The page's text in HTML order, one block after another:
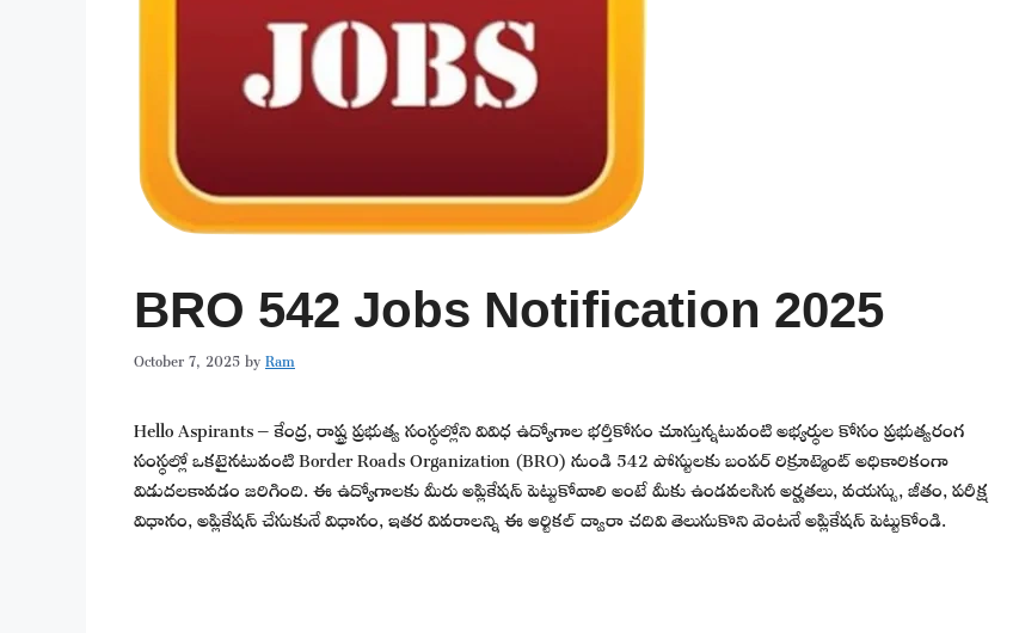
BRO 542 Jobs Notification 2025
October 7, 2025byRam
Hello Aspirants – కేంద్ర, రాష్ట్ర ప్రభుత్వ సంస్థల్లోని వివిధ ఉద్యోగాల భర్తీకోసం చూస్తున్నటువంటి అభ్యర్థుల కోసం ప్రభుత్వరంగ
సంస్థల్లో ఒకటైనటువంటి Border Roads Organization (BRO) నుండి 542 పోస్టులకు బంపర్ రిక్రూట్మెంట్ అధికారికంగా
విడుదలకావడం జరిగింది. ఈ ఉద్యోగాలకు మీరు అప్లికేషన్ పెట్టుకోవాలి అంటే మీకు ఉండవలసిన అర్హతలు, వయస్సు, జీతం, పరీక్ష
విధానం, అప్లికేషన్ చేసుకునే విధానం, ఇతర వివరాలన్ని ఈ ఆర్టికల్ ద్వారా చదివి తెలుసుకొని వెంటనే అప్లికేషన్ పెట్టుకోండి.